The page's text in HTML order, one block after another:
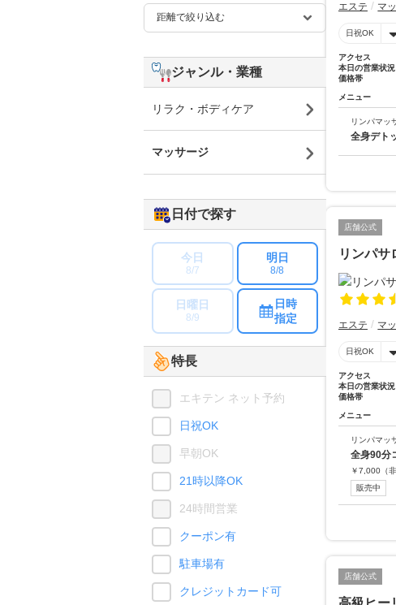
エステ マ
日祝OK
アクセス
本日の営業状況
価格帯
メニュー
リンパマッ
全身デト
店舗公式
リンパ
エステ マ
日祝OK
アクセス
本日の営業状況
価格帯
メニュー
リンパマッ
全身90分
￥7,000 （
販売中
店舗公式
ジャンル・業種
リラク・ボディケア
マッサージ
日付で探す
今日
8/7
明日
8/8
日曜日
8/9
日時
指定
特長
エキテン ネット予約
日祝OK
早朝OK
21時以降OK
24時間営業
クーポン有
駐車場有
クレジットカード可